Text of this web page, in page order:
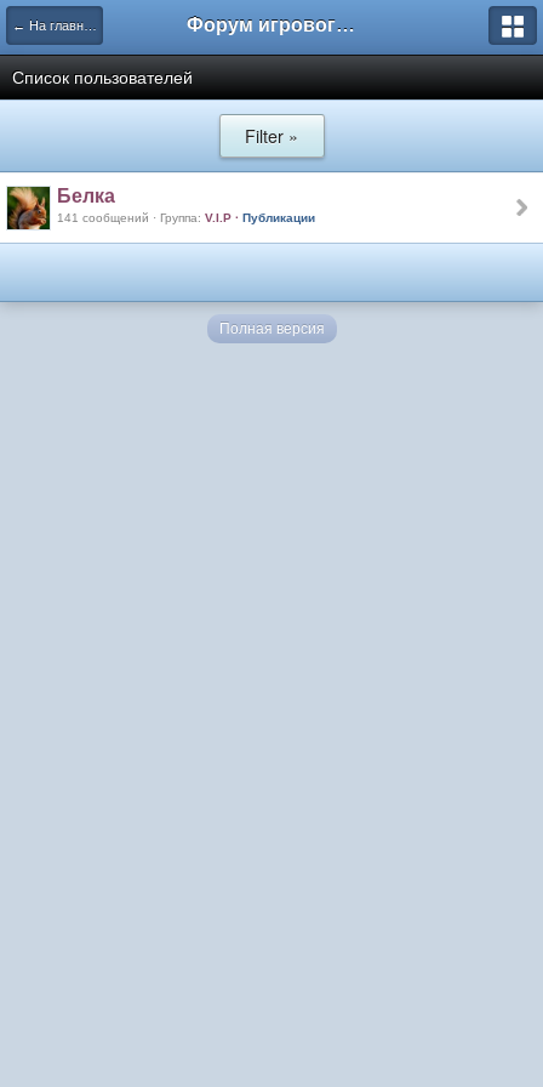
← На главную Форум игрового проекта Riverrise
Список пользователей
Filter »
Белка
141 сообщений · Группа: V.I.P · Публикации
Полная версия